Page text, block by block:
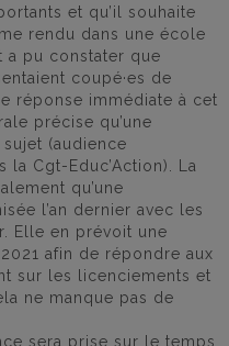
et qu’il souhaite
rendu dans une école
a pu constater que
coupé·es de
réponse immédiate à cet
précise qu’une
(audience
Cgt-Educ’Action). La
qu’une
l’an dernier avec les
Elle en prévoit une
afin de répondre aux
sur les licenciements et
ne manque pas de
sera prise sur le temps